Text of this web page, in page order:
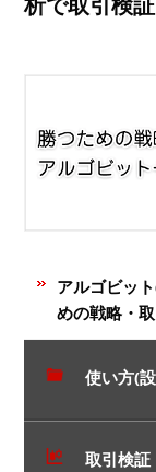
アルゴビッ
めの戦略・
使い方(
取引検証